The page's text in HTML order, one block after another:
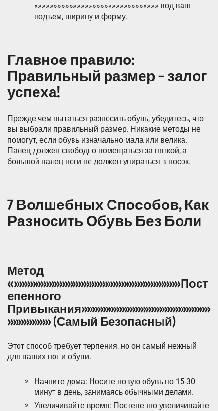
»»»»»»»»»»»»»»»»»»»»»»»»»»»»»»»» под ваш
подъем, ширину и форму.
Главное правило:
Правильный размер – залог
успеха!
Прежде чем пытаться разносить обувь, убедитесь, что
вы выбрали правильный размер. Никакие методы не
помогут, если обувь изначально мала или велика.
Палец должен свободно помещаться за пяткой, а
большой палец ноги не должен упираться в носок.
7 Волшебных Способов, Как
Разносить Обувь Без Боли
Метод
«»»»»»»»»»»»»»»»»»»»»»»»»»»»»»»»Пост
епенного
Привыкания»»»»»»»»»»»»»»»»»»»»»»»»
»»»»»»»» (Самый Безопасный)
Этот способ требует терпения, но он самый нежный
для ваших ног и обуви.
Начните дома: Носите новую обувь по 15-30
минут в день, занимаясь обычными делами.
Увеличивайте время: Постепенно увеличивайте